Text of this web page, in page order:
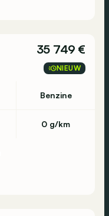
35 749 €
NIEUW
Benzine
0 g/km